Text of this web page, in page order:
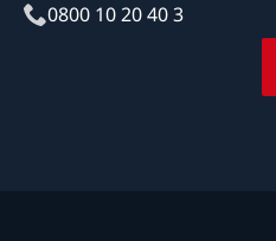
0800 10 20 40 3